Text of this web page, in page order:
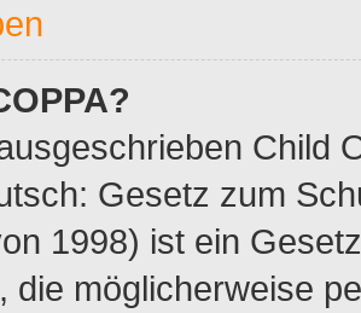
Child
Gesetz zum
1998) ist ein
die möglicherweise